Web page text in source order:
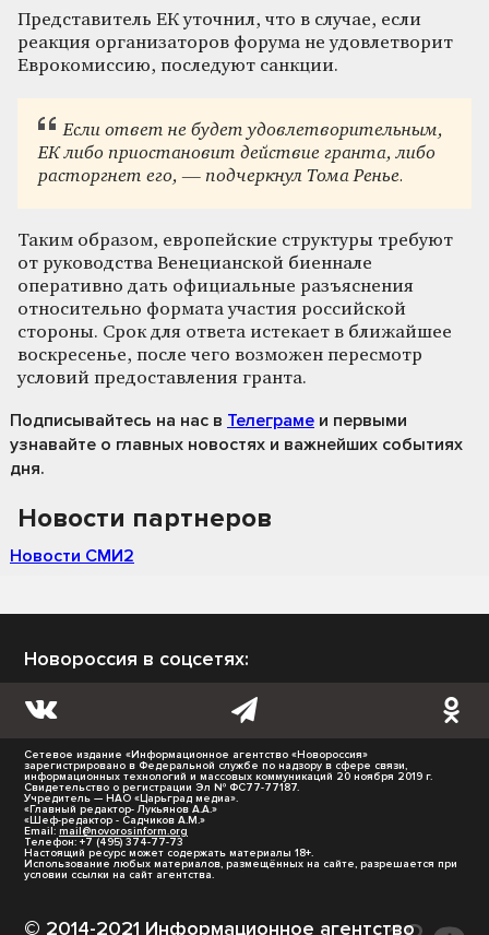
Представитель ЕК уточнил, что в случае, если
реакция организаторов форума не удовлетворит
Еврокомиссию, последуют санкции.
Если ответ не будет удовлетворительным,
ЕК либо приостановит действие гранта, либо
расторгнет его, — подчеркнул Тома Ренье.
Таким образом, европейские структуры требуют
от руководства Венецианской биеннале
оперативно дать официальные разъяснения
относительно формата участия российской
стороны. Срок для ответа истекает в ближайшее
воскресенье, после чего возможен пересмотр
условий предоставления гранта.
Подписывайтесь на нас в Телеграме и первыми
узнавайте о главных новостях и важнейших событиях
дня.
Новости партнеров
Новости СМИ2
Новороссия в соцсетях:
Сетевое издание «Информационное агентство «Новороссия»
зарегистрировано в Федеральной службе по надзору в сфере связи,
информационных технологий и массовых коммуникаций 20 ноября 2019 г.
Свидетельство о регистрации Эл № ФС77-77187.
Учредитель — НАО «Царьград медиа».
«Главный редактор- Лукьянов А.А.»
«Шеф-редактор - Садчиков А.М.»
Email: mail@novorosinform.org
Телефон: +7 (495) 374-77-73
Настоящий ресурс может содержать материалы 18+.
Использование любых материалов, размещённых на сайте, разрешается при
условии ссылки на сайт агентства.
© 2014-2021 Информационное агентство